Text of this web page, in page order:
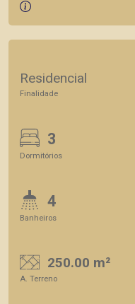
Residencial
Finalidade
3
Dormitórios
4
Banheiros
250.00 m²
A. Terreno